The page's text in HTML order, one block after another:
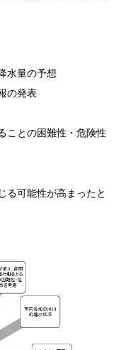
水量の予想
の発表
ことの困難性・危険性
可能性が高まったと